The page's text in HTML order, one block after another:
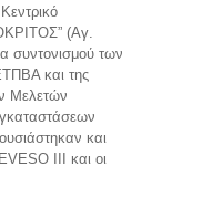
(Αγ.
συντονισμού των
και της
Μελετών
και
III και οι